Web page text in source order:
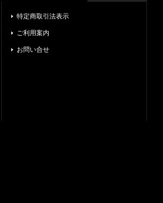
特定商取引法表示
ご利用案内
お問い合せ